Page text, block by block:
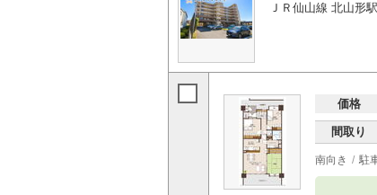
ＪＲ仙山線 北山形
価格
間取り
南向き 駐